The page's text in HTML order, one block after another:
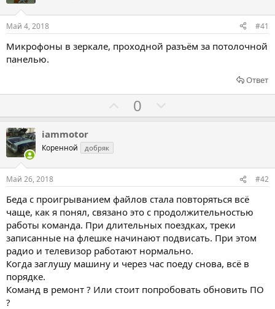
Май 4, 2018 #41
Микрофоны в зеркале, проходной разъём за потолочной
панелью.
Ответ
о
с
в
а
т
ь
з
а
0
о
с
в
а
т
ь
п
р
о
т
iammotor
Коренной добряк
Май 26, 2018 #42
Беда с проигрыванием файлов стала повторяться всё
чаще, как я понял, связано это с продолжительностью
работы команда. При длительных поездках, треки
записанные на флешке начинают подвисать. При этом
радио и телевизор работают нормально.
Когда заглушу машину и через час поеду снова, всё в
порядке.
Команд в ремонт ? Или стоит попробовать обновить ПО
?